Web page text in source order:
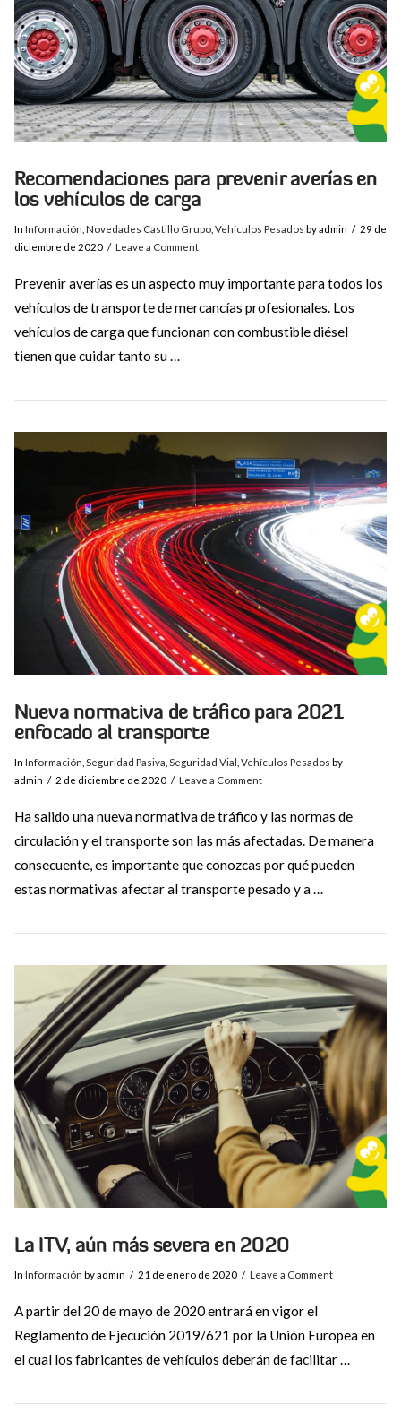
VIEW POST
Recomendaciones para prevenir averías en
los vehículos de carga
In Información Novedades Castillo Grupo, Vehículos Pesados by admin
29 de
diciembre de 2020
Leave a Comment
Prevenir averías es un aspecto muy importante para todos los
vehículos de transporte de mercancías profesionales. Los
vehículos de carga que funcionan con combustible diésel
tienen que cuidar tanto su …
VIEW POST
Nueva normativa de tráfico para 2021
enfocado al transporte
In Información Seguridad Pasiva Seguridad Vial Vehículos Pesados by
admin
2 de diciembre de 2020 Leave a Comment
Ha salido una nueva normativa de tráfico y las normas de
circulación y el transporte son las más afectadas. De manera
consecuente, es importante que conozcas por qué pueden
estas normativas afectar al transporte pesado y a …
La ITV, aún más severa en 2020
In Información by admin 21 de enero de 2020 Leave a Comment
A partir del 20 de mayo de 2020 entrará en vigor el
Reglamento de Ejecución 2019/621 por la Unión Europea en
el cual los fabricantes de vehículos deberán de facilitar …